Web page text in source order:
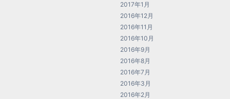
2017年1月
2016年12月
2016年11月
2016年10月
2016年9月
2016年8月
2016年7月
2016年3月
2016年2月